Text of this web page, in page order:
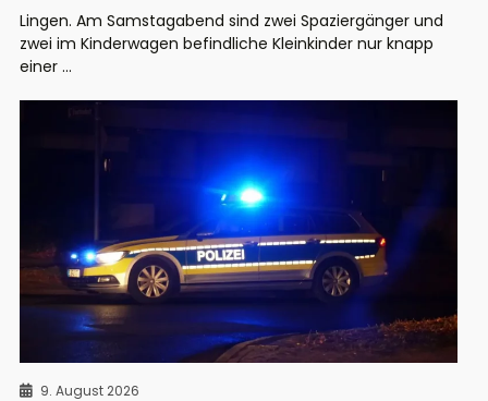
Lingen. Am Samstagabend sind zwei Spaziergänger und
zwei im Kinderwagen befindliche Kleinkinder nur knapp
einer ...
9. August 2026